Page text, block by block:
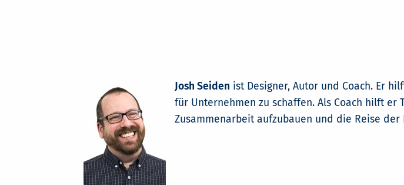
Josh Seiden ist Designer, Autor und Coach. Er
für Unternehmen zu schaffen. Als Coach hilft er
Zusammenarbeit aufzubauen und die Reise